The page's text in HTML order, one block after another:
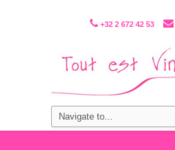
+32 2 672 42 53